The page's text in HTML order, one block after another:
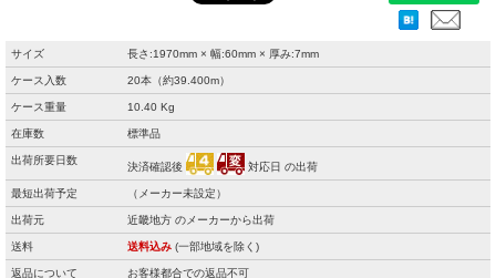
サイズ 長さ:1970mm × 幅:60mm × 厚み:7mm
ケース入数 20本（約39.400m）
ケース重量 10.40 Kg
在庫数 標準品
出荷所要日数
決済確認後 対応日 の出荷
最短出荷予定 （メーカー未設定）
出荷元 近畿地方 のメーカーから出荷
送料 送料込み (一部地域を除く)
返品について お客様都合での返品不可